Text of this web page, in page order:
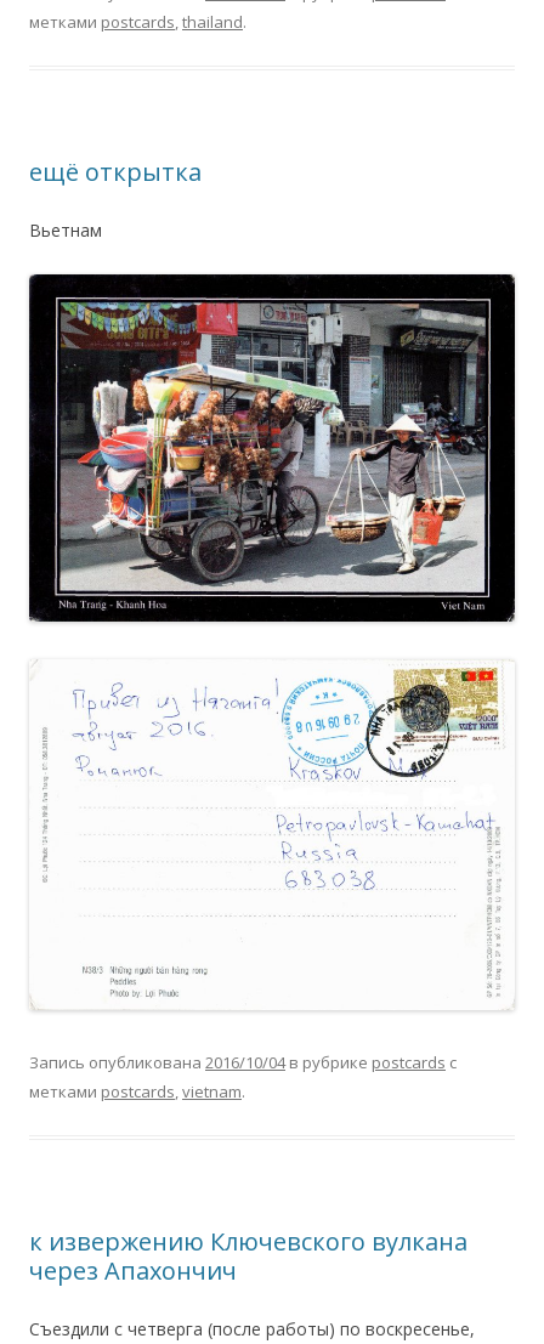
метками postcards thailand.
ещё открытка
Вьетнам
Запись опубликована 2016/10/04в рубрике postcards с
метками postcards vietnam.
к извержению Ключевского вулкана
через Апахончич
Съездили с четверга (после работы) по воскресенье,